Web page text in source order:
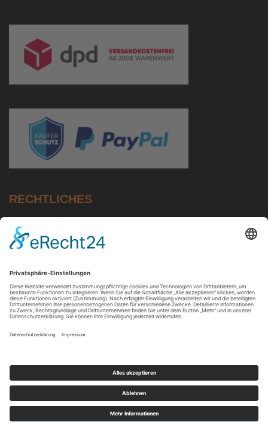
RECHTLICHES
Impressum
AGB
Zahlung & Versand
Widerruf
Design & Umsetzung: Eßlinger Werbeagentur